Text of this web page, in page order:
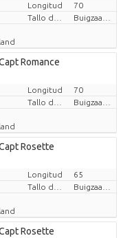
Longitud
70
Romance
Longitud
70
Rosette
Longitud
65
Rosette